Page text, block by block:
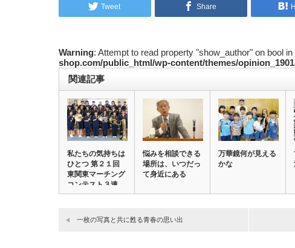
Tweet Share
Warning: Attempt to read property "show_author" on bool in
shop.com/public_html/wp-content/themes/
関連記事
私たちの気持ちは
ひとつ 第２１回
東関東マーチング
コンテスト３連…
悩みを相談できる
場所は、いつだっ
て身近にある
万華鏡何が見える
かな
一枚の写真と共に甦る青春の思い出